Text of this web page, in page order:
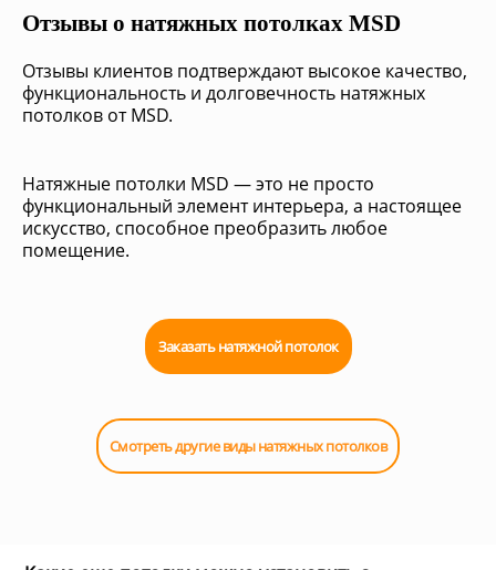
Отзывы о натяжных потолках MSD
Отзывы клиентов подтверждают высокое качество,
функциональность и долговечность натяжных
потолков от MSD.
Натяжные потолки MSD — это не просто
функциональный элемент интерьера, а настоящее
искусство, способное преобразить любое
помещение.
Заказать натяжной потолок
Смотреть другие виды натяжных потолков